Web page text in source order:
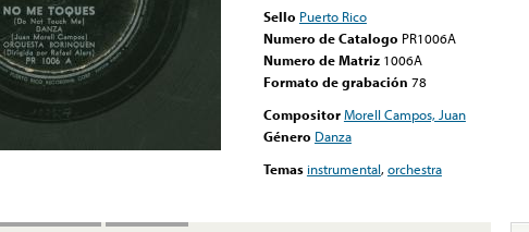
Sello Puerto Rico
Numero de Catalogo PR1006A
Numero de Matriz 1006A
Formato de grabación 78
CompositorMorell Campos, Juan
Género Danza
Temas instrumental,orchestra